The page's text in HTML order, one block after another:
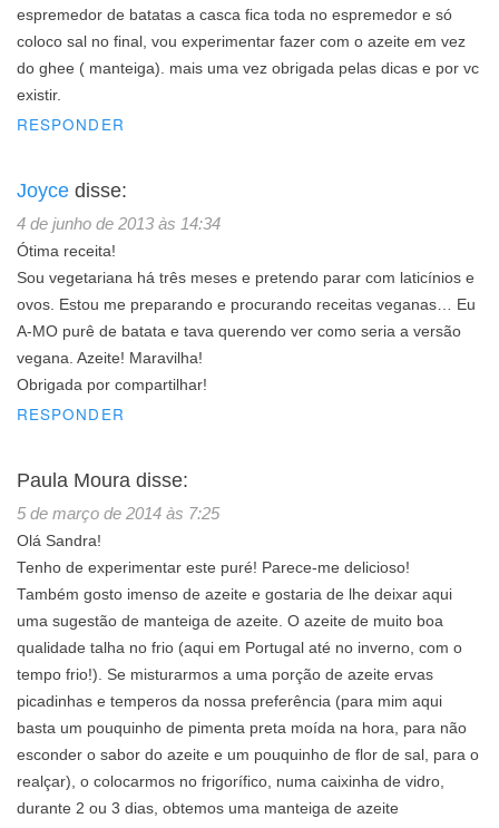
espremedor de batatas a casca fica toda no espremedor e só
coloco sal no final, vou experimentar fazer com o azeite em vez
do ghee ( manteiga). mais uma vez obrigada pelas dicas e por vc
existir.
RESPONDER
Joyce disse:
4 de junho de 2013 às 14:34
Ótima receita!
Sou vegetariana há três meses e pretendo parar com laticínios e
ovos. Estou me preparando e procurando receitas veganas… Eu
A-MO purê de batata e tava querendo ver como seria a versão
vegana. Azeite! Maravilha!
Obrigada por compartilhar!
RESPONDER
Paula Moura disse:
5 de março de 2014 às 7:25
Olá Sandra!
Tenho de experimentar este puré! Parece-me delicioso!
Também gosto imenso de azeite e gostaria de lhe deixar aqui
uma sugestão de manteiga de azeite. O azeite de muito boa
qualidade talha no frio (aqui em Portugal até no inverno, com o
tempo frio!). Se misturarmos a uma porção de azeite ervas
picadinhas e temperos da nossa preferência (para mim aqui
basta um pouquinho de pimenta preta moída na hora, para não
esconder o sabor do azeite e um pouquinho de flor de sal, para o
realçar), o colocarmos no frigorífico, numa caixinha de vidro,
durante 2 ou 3 dias, obtemos uma manteiga de azeite